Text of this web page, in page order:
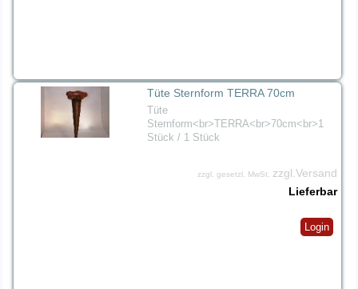
Tüte Sternform TERRA 70cm
Tüte
Sternform<br>TERRA<br>70cm<br>1
Stück / 1 Stück
zzgl. gesetzl. MwSt.
zzgl.Versand
Lieferbar
Login